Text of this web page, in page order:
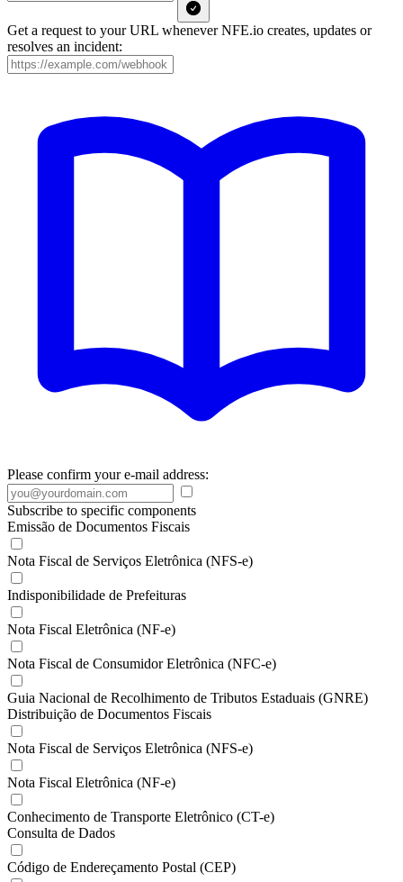
Get a request to your URL whenever NFE.io creates, updates or
resolves an incident:
Please confirm your e-mail address:
Subscribe to specific components
Emissão de Documentos Fiscais
Nota Fiscal de Serviços Eletrônica (NFS-e)
Indisponibilidade de Prefeituras
Nota Fiscal Eletrônica (NF-e)
Nota Fiscal de Consumidor Eletrônica (NFC-e)
Guia Nacional de Recolhimento de Tributos Estaduais (GNRE)
Distribuição de Documentos Fiscais
Nota Fiscal de Serviços Eletrônica (NFS-e)
Nota Fiscal Eletrônica (NF-e)
Conhecimento de Transporte Eletrônico (CT-e)
Consulta de Dados
Código de Endereçamento Postal (CEP)